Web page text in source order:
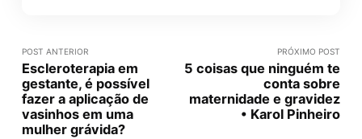
POST ANTERIOR
Escleroterapia em
gestante, é possível
fazer a aplicação de
vasinhos em uma
mulher grávida?
PRÓXIMO POST
5 coisas que ninguém te
conta sobre
maternidade e gravidez
• Karol Pinheiro